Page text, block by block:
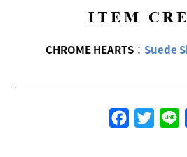
ITEM
CHROME HEARTS ： Suede
Facebook